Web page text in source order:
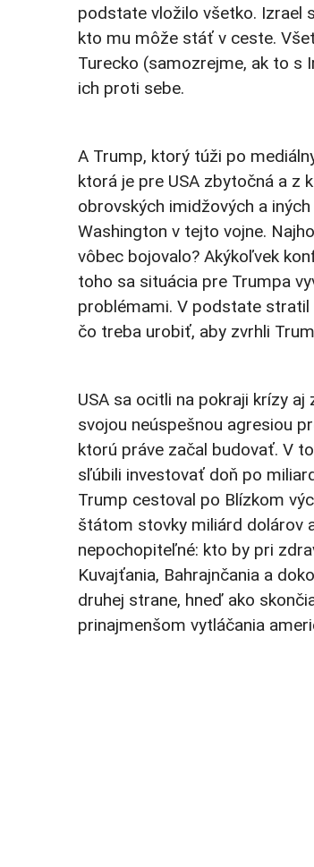
podstate vložilo všetko. Izrael
kto mu môže stáť v ceste.
Turecko (samozrejme, ak to s
ich proti sebe.
A Trump, ktorý túži po
ktorá je pre USA zbytočná a z
obrovských imidžových a
Washington v tejto vojne.
vôbec bojovalo? Akýkoľvek
toho sa situácia pre Trumpa
problémami. V podstate stratil
čo treba urobiť, aby zvrhli
USA sa ocitli na pokraji krízy
svojou neúspešnou agresiou
ktorú práve začal budovať. V
sľúbili investovať doň po
Trump cestoval po Blízkom
štátom stovky miliárd dolárov
nepochopiteľné: kto by pri
Kuvajťania, Bahrajnčania a
druhej strane, hneď ako
prinajmenšom vytláčania